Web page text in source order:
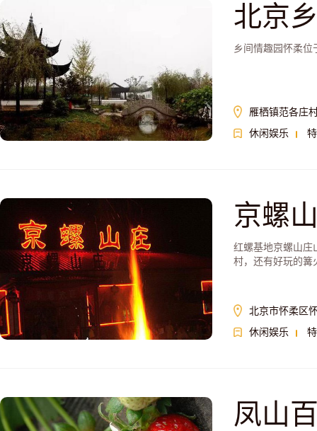
北京
乡间情趣园怀柔位
雁栖镇范各庄
休闲娱乐
京螺
红螺基地京螺山庄
村，还有好玩的篝
北京市怀柔区
休闲娱乐
凤山